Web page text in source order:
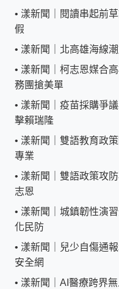
• 漾新聞｜閱讀串起前
假
• 漾新聞｜北高雄海線
• 漾新聞｜柯志恩媒合
務團搶美單
• 漾新聞｜疫苗採購爭
擊賴瑞隆
• 漾新聞｜雙語教育政
專業
• 漾新聞｜雙語政策攻
志恩
• 漾新聞｜城鎮韌性演
化民防
• 漾新聞｜兒少自傷通
安全網
• 漾新聞｜AI醫療跨界